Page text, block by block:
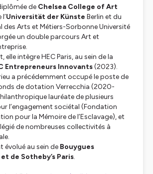
de Chelsea College of Art
l’Universität der Künste Berlin et du
des Arts et Métiers-Sorbonne Université
un double parcours Art et
elle intègre HEC Paris, au sein de la
Entrepreneurs Innovants(2023).
a précédemment occupé le poste de
de dotation Verrecchia (2020-
lauréate de plusieurs
l’engagement sociétal (Fondation
pour la Mémoire de l’Esclavage), et
de nombreuses collectivités à
évolué au sein de Bouygues
de Sotheby’s Paris.